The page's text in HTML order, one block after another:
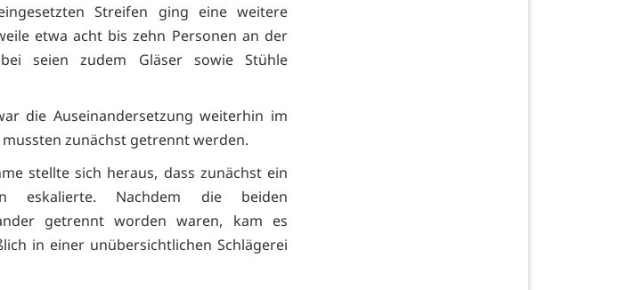
Streifen ging eine weitere
etwa acht bis zehn Personen an der
seien zudem Gläser sowie Stühle
die Auseinandersetzung weiterhin im
zunächst getrennt werden.
stellte sich heraus, dass zunächst ein
eskalierte. Nachdem die beiden
getrennt worden waren, kam es
in einer unübersichtlichen Schlägerei